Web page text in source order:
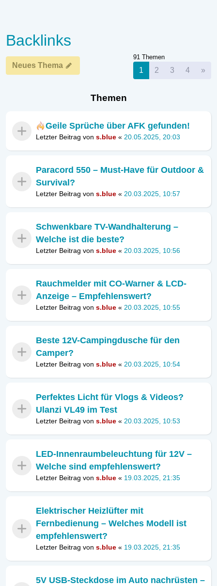
Backlinks
Neues Thema
91 Themen
1 2 3 4 »
Themen
Geile Sprüche über AFK gefunden!
Letzter Beitrag von s.blue « 20.05.2025, 20:03
Paracord 550 – Must-Have für Outdoor &
Survival?
Letzter Beitrag von s.blue « 20.03.2025, 10:57
Schwenkbare TV-Wandhalterung –
Welche ist die beste?
Letzter Beitrag von s.blue « 20.03.2025, 10:56
Rauchmelder mit CO-Warner & LCD-
Anzeige – Empfehlenswert?
Letzter Beitrag von s.blue « 20.03.2025, 10:55
Beste 12V-Campingdusche für den
Camper?
Letzter Beitrag von s.blue « 20.03.2025, 10:54
Perfektes Licht für Vlogs & Videos?
Ulanzi VL49 im Test
Letzter Beitrag von s.blue « 20.03.2025, 10:53
LED-Innenraumbeleuchtung für 12V –
Welche sind empfehlenswert?
Letzter Beitrag von s.blue « 19.03.2025, 21:35
Elektrischer Heizlüfter mit
Fernbedienung – Welches Modell ist
empfehlenswert?
Letzter Beitrag von s.blue « 19.03.2025, 21:35
5V USB-Steckdose im Auto nachrüsten –